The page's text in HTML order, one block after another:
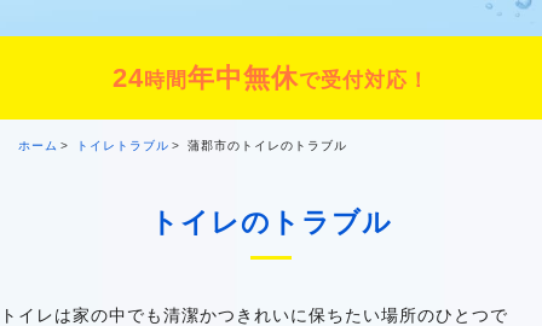
24時間年中無休で受付対応！
ホーム トイレトラブル 蒲郡市のトイレのトラブル
トイレのトラブル
トイレは家の中でも清潔かつきれいに保ちたい場所のひとつで